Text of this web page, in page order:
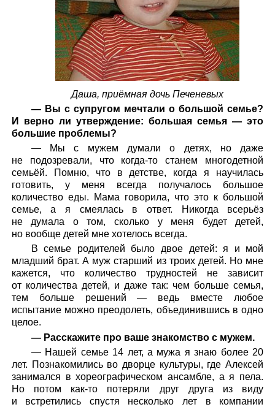
Даша, приёмная дочь Печеневых
— Вы с супругом мечтали о большой семье?
И верно ли утверждение: большая семья — это
большие проблемы?
— Мы с мужем думали о детях, но даже
не подозревали, что когда-то станем многодетной
семьёй. Помню, что в детстве, когда я научилась
готовить, у меня всегда получалось большое
количество еды. Мама говорила, что это к большой
семье, а я смеялась в ответ. Никогда всерьёз
не думала о том, сколько у меня будет детей,
но вообще детей мне хотелось всегда.
В семье родителей было двое детей: я и мой
младший брат. А муж старший из троих детей. Но мне
кажется, что количество трудностей не зависит
от количества детей, и даже так: чем больше семья,
тем больше решений — ведь вместе любое
испытание можно преодолеть, объединившись в одно
целое.
— Расскажите про ваше знакомство с мужем.
— Нашей семье 14 лет, а мужа я знаю более 20
лет. Познакомились во дворце культуры, где Алексей
занимался в хореографическом ансамбле, а я пела.
Но потом как-то потеряли друг друга из виду
и встретились спустя несколько лет в компании